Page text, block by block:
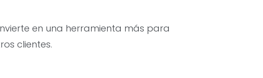
en una herramienta más para
clientes.